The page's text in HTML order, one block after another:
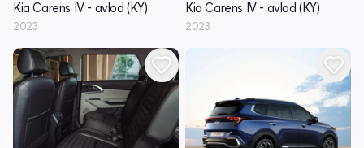
Kia Carens IV - avlod (KY)
2023
Kia Carens IV - avlod (KY)
2023